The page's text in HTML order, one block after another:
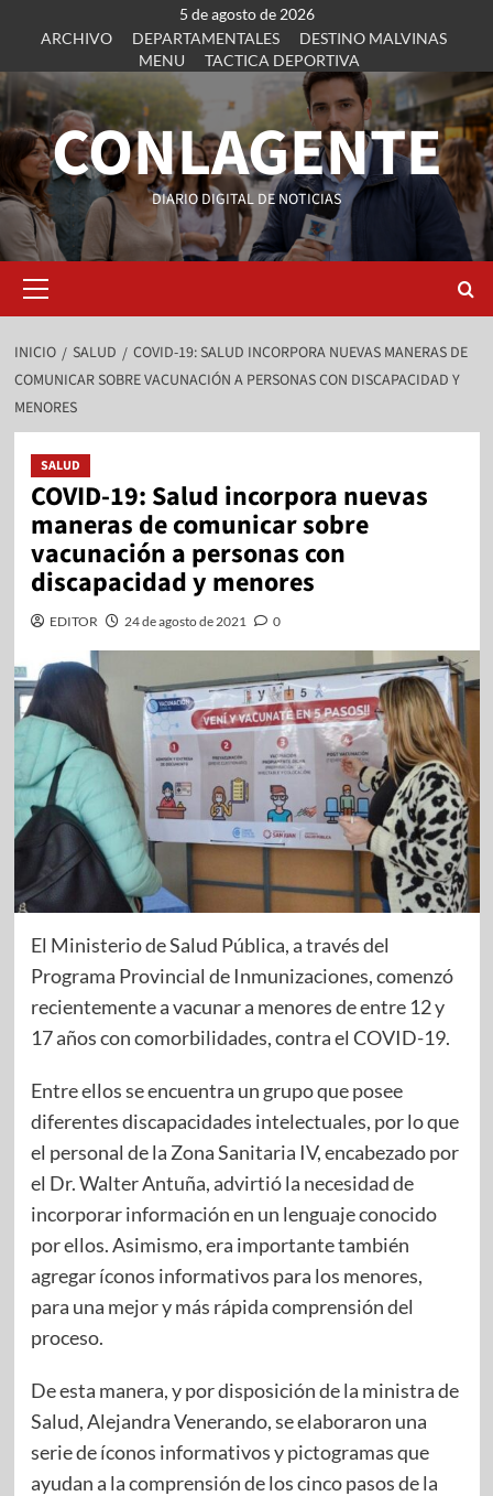
5 de agosto de 2026
ARCHIVO
DEPARTAMENTALES
DESTINO MALVINAS
MENU
TACTICA DEPORTIVA
CONLAGENTE
DIARIO DIGITAL DE NOTICIAS
INICIO SALUD
COVID-19: SALUD INCORPORA NUEVAS MANERAS DE
COMUNICAR SOBRE VACUNACIÓN A PERSONAS CON DISCAPACIDAD Y
MENORES
SALUD
COVID-19: Salud incorpora nuevas
maneras de comunicar sobre
vacunación a personas con
discapacidad y menores
EDITOR 24 de agosto de 2021 0
El Ministerio de Salud Pública, a través del
Programa Provincial de Inmunizaciones, comenzó
recientemente a vacunar a menores de entre 12 y
17 años con comorbilidades, contra el COVID-19.
Entre ellos se encuentra un grupo que posee
diferentes discapacidades intelectuales, por lo que
el personal de la Zona Sanitaria IV, encabezado por
el Dr. Walter Antuña, advirtió la necesidad de
incorporar información en un lenguaje conocido
por ellos. Asimismo, era importante también
agregar íconos informativos para los menores,
para una mejor y más rápida comprensión del
proceso.
De esta manera, y por disposición de la ministra de
Salud, Alejandra Venerando, se elaboraron una
serie de íconos informativos y pictogramas que
ayudan a la comprensión de los cinco pasos de la